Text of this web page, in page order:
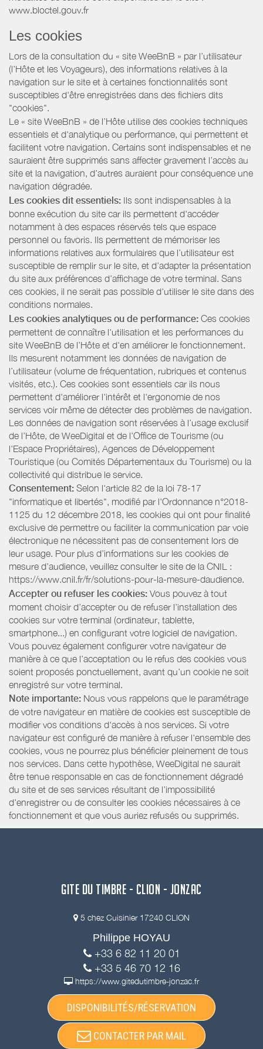
www.bloctel.gouv.fr
Les cookies
Lors de la consultation du « site WeeBnB » par l’utilisateur
(l’Hôte et les Voyageurs), des informations relatives à la
navigation sur le site et à certaines fonctionnalités sont
susceptibles d'être enregistrées dans des fichiers dits
"cookies".
Le « site WeeBnB » de l’Hôte utilise des cookies techniques
essentiels et d'analytique ou performance, qui permettent et
facilitent votre navigation. Certains sont indispensables et ne
sauraient être supprimés sans affecter gravement l’accès au
site et la navigation, d’autres auraient pour conséquence une
navigation dégradée.
Les cookies dit essentiels: Ils sont indispensables à la
bonne exécution du site car ils permettent d'accéder
notamment à des espaces réservés tels que espace
personnel ou favoris. Ils permettent de mémoriser les
informations relatives aux formulaires que l’utilisateur est
susceptible de remplir sur le site, et d’adapter la présentation
du site aux préférences d’affichage de votre terminal. Sans
ces cookies, il ne serait pas possible d'utiliser le site dans des
conditions normales.
Les cookies analytiques ou de performance: Ces cookies
permettent de connaître l'utilisation et les performances du
site WeeBnB de l’Hôte et d'en améliorer le fonctionnement.
Ils mesurent notamment les données de navigation de
l’utilisateur (volume de fréquentation, rubriques et contenus
visités, etc.). Ces cookies sont essentiels car ils nous
permettent d'améliorer l'intérêt et l'ergonomie de nos
services voir même de détecter des problèmes de navigation.
Les données de navigation sont réservées à l’usage exclusif
de l’Hôte, de WeeDigital et de l’Office de Tourisme (ou
l'Espace Propriétaires), Agences de Développement
Touristique (ou Comités Départementaux du Tourisme) ou la
collectivité qui distribue le service.
Consentement: Selon l'article 82 de la loi 78-17
"informatique et libertés", modifié par l'Ordonnance n°2018-
1125 du 12 décembre 2018, les cookies qui ont pour finalité
exclusive de permettre ou faciliter la communication par voie
électronique ne nécessitent pas de consentement lors de
leur usage. Pour plus d’informations sur les cookies de
mesure d’audience, veuillez consulter le site de la CNIL :
https://www.cnil.fr/fr/solutions-pour-la-mesure-daudience.
Accepter ou refuser les cookies: Vous pouvez à tout
moment choisir d’accepter ou de refuser l’installation des
cookies sur votre terminal (ordinateur, tablette,
smartphone...) en configurant votre logiciel de navigation.
Vous pouvez également configurer votre navigateur de
manière à ce que l’acceptation ou le refus des cookies vous
soient proposés ponctuellement, avant qu’un cookie ne soit
enregistré sur votre terminal.
Note importante: Nous vous rappelons que le paramétrage
de votre navigateur en matière de cookies est susceptible de
modifier vos conditions d'accès à nos services. Si votre
navigateur est configuré de manière à refuser l'ensemble des
cookies, vous ne pourrez plus bénéficier pleinement de tous
nos services. Dans cette hypothèse, WeeDigital ne saurait
être tenue responsable en cas de fonctionnement dégradé
du site et de ses services résultant de l’impossibilité
d’enregistrer ou de consulter les cookies nécessaires à ce
fonctionnement et que vous auriez refusés ou supprimés.
GITE DU TIMBRE - CLION - JONZAC
5 chez Cuisinier 17240 CLION
Philippe HOYAU
+33 6 82 11 20 01
+33 5 46 70 12 16
https://www.gitedutimbre-jonzac.fr
DISPONIBILITÉS/RÉSERVATION
CONTACTER PAR MAIL